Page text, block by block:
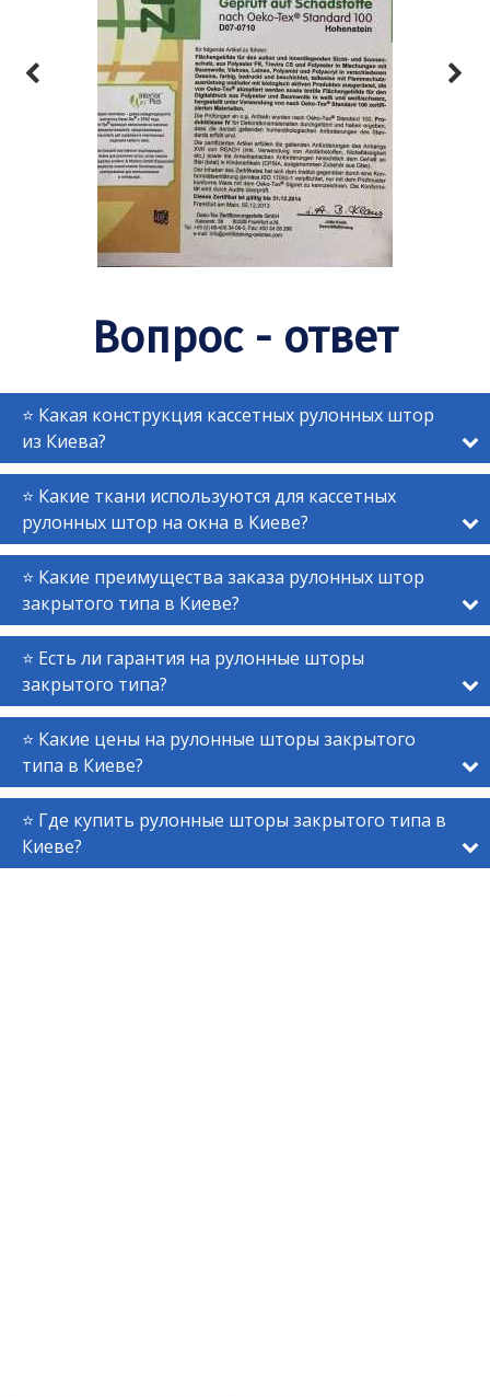
Вопрос - ответ
⭐ Какая конструкция кассетных рулонных штор
из Киева?
⭐ Какие ткани используются для кассетных
рулонных штор на окна в Киеве?
⭐ Какие преимущества заказа рулонных штор
закрытого типа в Киеве?
⭐ Есть ли гарантия на рулонные шторы
закрытого типа?
⭐ Какие цены на рулонные шторы закрытого
типа в Киеве?
⭐ Где купить рулонные шторы закрытого типа в
Киеве?